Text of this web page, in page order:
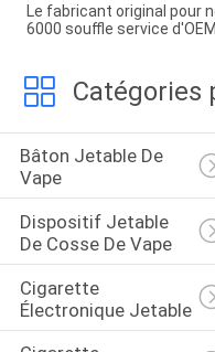
Le fabricant original pour
6000 souffle service d'OEM
Catégories
Bâton Jetable De
Vape
Dispositif Jetable
De Cosse De Vape
Cigarette
Électronique Jetable